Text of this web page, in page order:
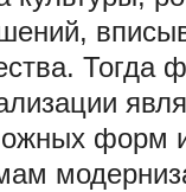
Тогда
форм